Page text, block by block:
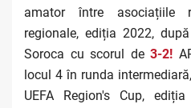
amator între asociațiile
regionale, ediția 2022,
Soroca cu scorul de3-2!
locul 4 în runda
UEFA Region's Cup,